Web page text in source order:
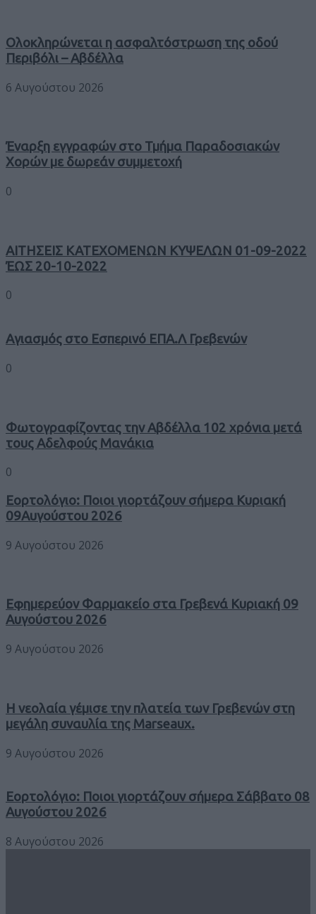
Ολοκληρώνεται η ασφαλτόστρωση της οδού
Περιβόλι – Αβδέλλα
6 Αυγούστου 2026
Έναρξη εγγραφών στο Τμήμα Παραδοσιακών
Χορών με δωρεάν συμμετοχή
0
ΑΙΤΗΣΕΙΣ ΚΑΤΕΧΟΜΕΝΩΝ ΚΥΨΕΛΩΝ 01-09-2022
ΈΩΣ 20-10-2022
0
Αγιασμός στο Εσπερινό ΕΠΑ.Λ Γρεβενών
0
Φωτογραφίζοντας την Αβδέλλα 102 χρόνια μετά
τους Αδελφούς Μανάκια
0
Εορτολόγιο: Ποιοι γιορτάζουν σήμερα Κυριακή
09Αυγούστου 2026
9 Αυγούστου 2026
Εφημερεύον Φαρμακείο στα Γρεβενά Κυριακή 09
Αυγούστου 2026
9 Αυγούστου 2026
Η νεολαία γέμισε την πλατεία των Γρεβενών στη
μεγάλη συναυλία της Marseaux.
9 Αυγούστου 2026
Εορτολόγιο: Ποιοι γιορτάζουν σήμερα Σάββατο 08
Αυγούστου 2026
8 Αυγούστου 2026